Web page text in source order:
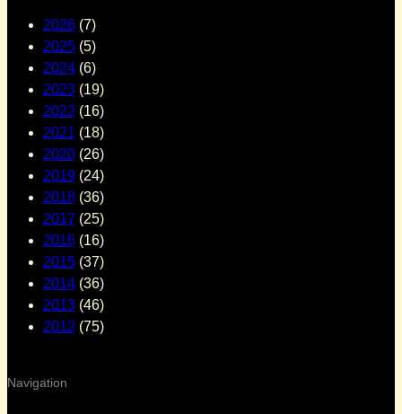
2026 (7)
2025 (5)
2024 (6)
2023 (19)
2022 (16)
2021 (18)
2020 (26)
2019 (24)
2018 (36)
2017 (25)
2016 (16)
2015 (37)
2014 (36)
2013 (46)
2012 (75)
Navigation